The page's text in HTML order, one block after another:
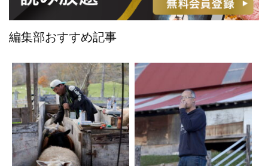
編集部おすすめ記事